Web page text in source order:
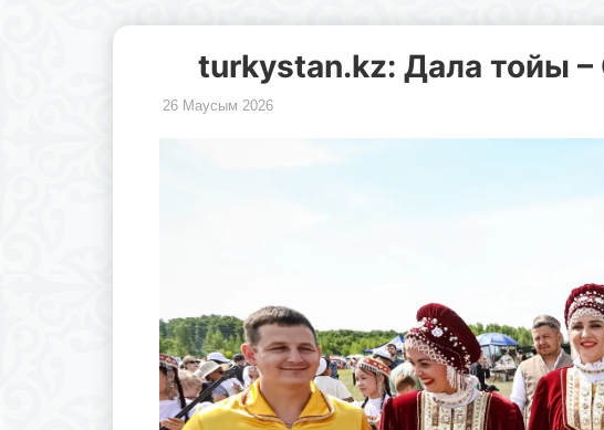
turkystan.kz: Дала тойы
26 Маусым 2026